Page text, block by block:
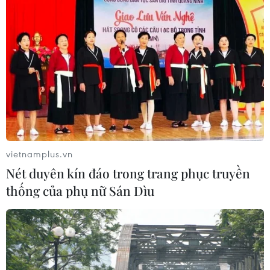
vietnamplus.vn
Nét duyên kín đáo trong trang phục truyền
thống của phụ nữ Sán Dìu